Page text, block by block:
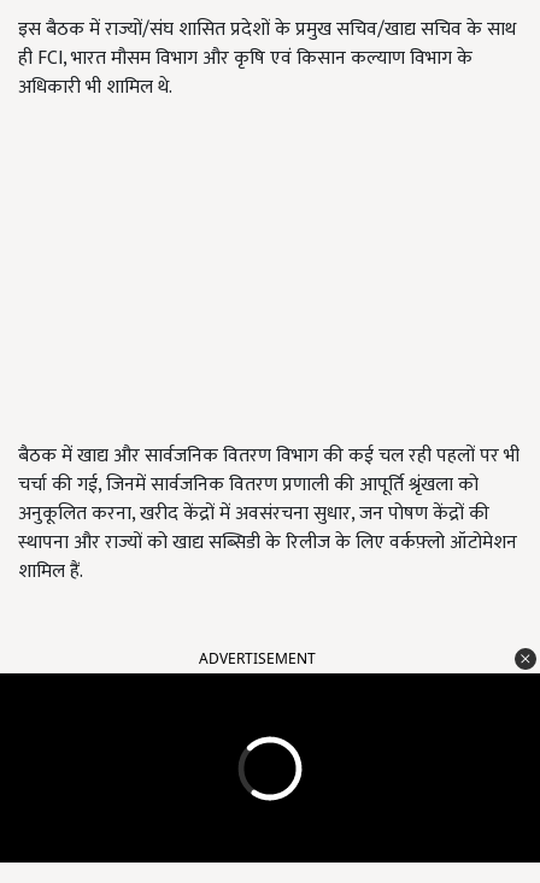
इस बैठक में राज्यों/संघ शासित प्रदेशों के प्रमुख सचिव/खाद्य सचिव के साथ
ही FCI, भारत मौसम विभाग और कृषि एवं किसान कल्याण विभाग के
अधिकारी भी शामिल थे.
बैठक में खाद्य और सार्वजनिक वितरण विभाग की कई चल रही पहलों पर भी
चर्चा की गई, जिनमें सार्वजनिक वितरण प्रणाली की आपूर्ति श्रृंखला को
अनुकूलित करना, खरीद केंद्रों में अवसंरचना सुधार, जन पोषण केंद्रों की
स्थापना और राज्यों को खाद्य सब्सिडी के रिलीज के लिए वर्कफ़्लो ऑटोमेशन
शामिल हैं.
ADVERTISEMENT